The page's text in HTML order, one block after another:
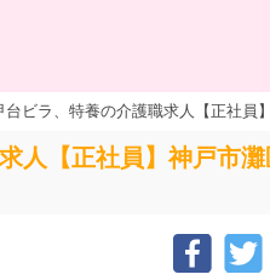
ビラ、特養の介護職求人【正社員
人【正社員】神戸市